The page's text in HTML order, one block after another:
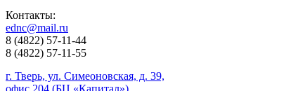
Контакты:
ednc@mail.ru
8 (4822) 57-11-44
8 (4822) 57-11-55
г. Тверь, ул. Симеоновская, д. 39,
офис 204 (БЦ «Капитал»)